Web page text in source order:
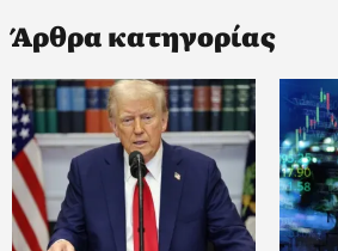
Άρθρα κατηγορίας